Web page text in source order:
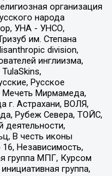
организация
народа
УНА - УНСО,
им. Степана
division,
инглиизма,
Русское
Мечеть Мирмамеда,
г. Астрахани, ВОЛЯ,
Рубеж Севера, ТОЙС,
деятельности,
В честь иконы
Независимость,
группа МПГ, Курсом
группа,